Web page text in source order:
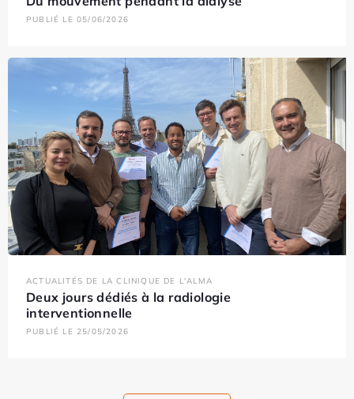
PUBLIÉ LE 05/06/2026
ACTUALITÉS DE LA CLINIQUE DE L'ALMA
Deux jours dédiés à la radiologie
interventionnelle
PUBLIÉ LE 25/05/2026